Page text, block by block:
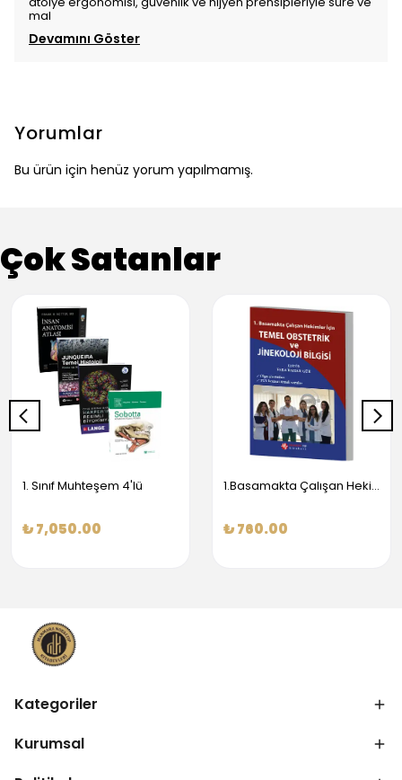
mal
Devamını Göster
Yorumlar
Bu ürün için henüz yorum yapılmamış.
Çok Satanlar
1. Sınıf Muhteşem 4'lü
₺ 7,050.00
1.Basamakta Çalışan Hekimler İçin Temel Obstetrik Ve Jinekoloji Bilgisi
₺ 760.00
Kategoriler
Kurumsal